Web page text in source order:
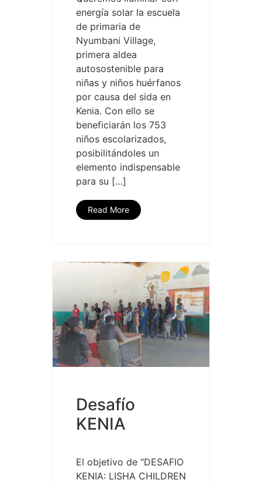
energía solar la escuela
de primaria de
Nyumbani Village,
primera aldea
autosostenible para
niñas y niños huérfanos
por causa del sida en
Kenia. Con ello se
beneficiarán los 753
niños escolarizados,
posibilitándoles un
elemento indispensable
para su […]
Read More
Desafío
KENIA
El objetivo de "DESAFIO
KENIA: LISHA CHILDREN